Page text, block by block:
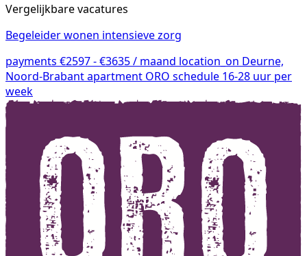
Vergelijkbare vacatures
Begeleider wonen intensieve zorg
payments €2597 - €3635 / maand location_on Deurne,
Noord-Brabantapartment ORO schedule 16-28 uur per
week